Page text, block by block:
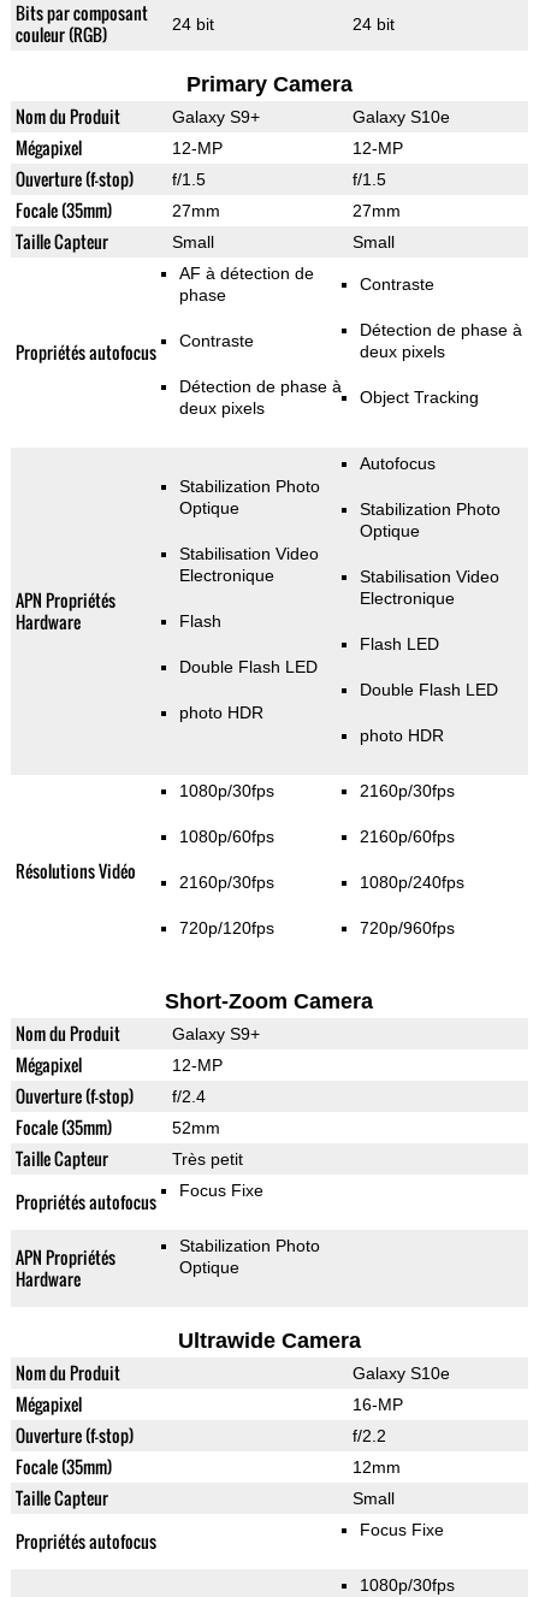
Bits par composant
couleur (RGB)
24 bit 24 bit
Primary Camera
Nom du Produit Galaxy S9+ Galaxy S10e
Mégapixel 12-MP 12-MP
Ouverture (f-stop) f/1.5 f/1.5
Focale (35mm) 27mm 27mm
Taille Capteur Small Small
Propriétés autofocus
AF à détection de
phase
Contraste
Détection de phase à
deux pixels
Contraste
Détection de phase à
deux pixels
Object Tracking
APN Propriétés
Hardware
Stabilization Photo
Optique
Stabilisation Video
Electronique
Flash
Double Flash LED
photo HDR
Autofocus
Stabilization Photo
Optique
Stabilisation Video
Electronique
Flash LED
Double Flash LED
photo HDR
Résolutions Vidéo
1080p/30fps
1080p/60fps
2160p/30fps
720p/120fps
2160p/30fps
2160p/60fps
1080p/240fps
720p/960fps
Short-Zoom Camera
Nom du Produit Galaxy S9+
Mégapixel 12-MP
Ouverture (f-stop) f/2.4
Focale (35mm) 52mm
Taille Capteur Très petit
Propriétés autofocus Focus Fixe
APN Propriétés
Hardware
Stabilization Photo
Optique
Ultrawide Camera
Nom du Produit Galaxy S10e
Mégapixel 16-MP
Ouverture (f-stop) f/2.2
Focale (35mm) 12mm
Taille Capteur Small
Propriétés autofocus Focus Fixe
1080p/30fps